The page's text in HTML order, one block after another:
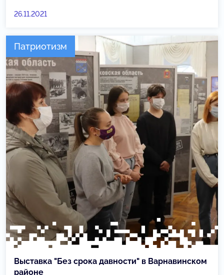
26.11.2021
Патриотизм
Выставка "Без срока давности" в Варнавинском
районе